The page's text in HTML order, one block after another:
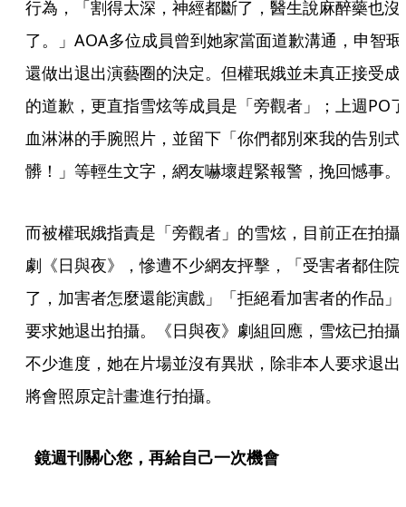
行為，「割得太深，神經都斷了，醫生說麻醉藥也沒
了。」AOA多位成員曾到她家當面道歉溝通，申智珉
還做出退出演藝圈的決定。但權珉娥並未真正接受成
的道歉，更直指雪炫等成員是「旁觀者」；上週PO了
血淋淋的手腕照片，並留下「你們都別來我的告別式
髒！」等輕生文字，網友嚇壞趕緊報警，挽回憾事。
而被權珉娥指責是「旁觀者」的雪炫，目前正在拍攝
劇《日與夜》，慘遭不少網友抨擊，「受害者都住院
了，加害者怎麼還能演戲」「拒絕看加害者的作品」
要求她退出拍攝。《日與夜》劇組回應，雪炫已拍攝
不少進度，她在片場並沒有異狀，除非本人要求退出
將會照原定計畫進行拍攝。
鏡週刊關心您，再給自己一次機會